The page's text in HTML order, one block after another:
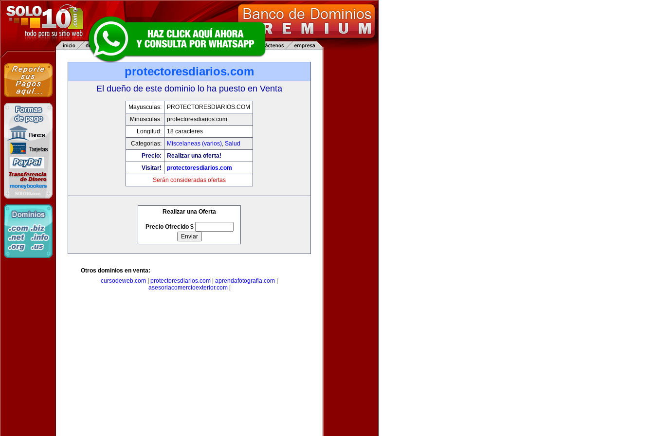
protectoresdiarios.com
El dueño de este dominio lo ha puesto en Venta
Mayusculas:
PROTECTORESDIARIOS.COM
Minusculas:
protectoresdiarios.com
Longitud:
18 caracteres
Categorias:
Miscelaneas (varios), Salud
Precio:
Realizar una oferta!
Visitar!
protectoresdiarios.com
Serán consideradas ofertas
Realizar una Oferta
Precio Ofrecido $
Otros dominios en venta:
cursodeweb.com
protectoresdiarios.com aprendafotografia.com
asesoriacomercioexterior.com|